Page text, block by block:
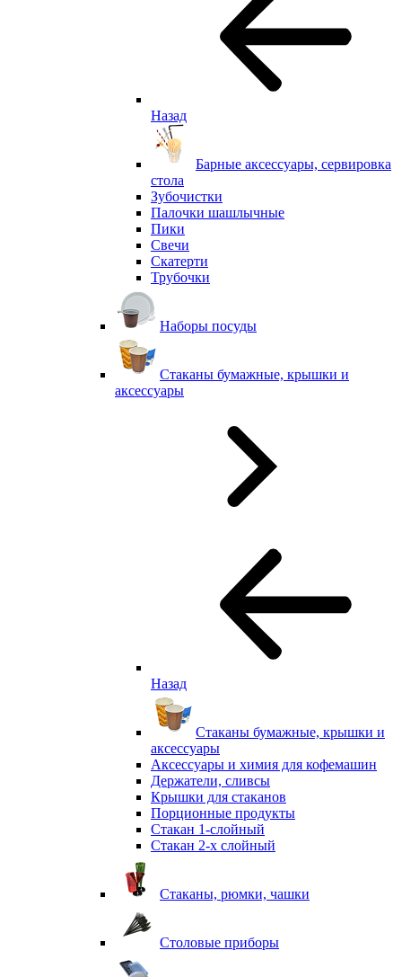
Назад
Барные аксессуары, сервировка
стола
Зубочистки
Палочки шашлычные
Пики
Свечи
Скатерти
Трубочки
Наборы посуды
Стаканы бумажные, крышки и
аксессуары
Назад
Стаканы бумажные, крышки и
аксессуары
Аксессуары и химия для кофемашин
Держатели, сливсы
Крышки для стаканов
Порционные продукты
Стакан 1-слойный
Стакан 2-х слойный
Стаканы, рюмки, чашки
Столовые приборы